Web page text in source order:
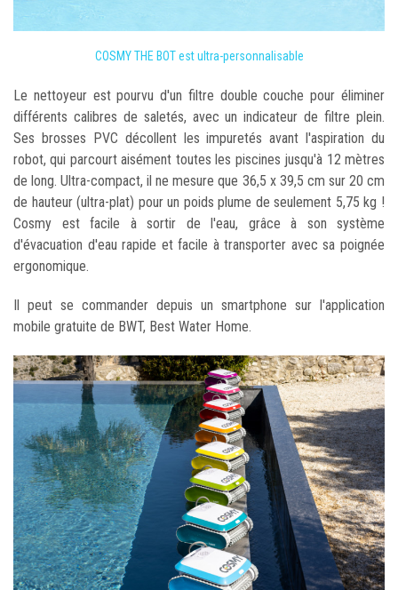
COSMY THE BOT est ultra-personnalisable
Le nettoyeur est pourvu d'un filtre double couche pour éliminer
différents calibres de saletés, avec un indicateur de filtre plein.
Ses brosses PVC décollent les impuretés avant l'aspiration du
robot, qui parcourt aisément toutes les piscines jusqu'à 12 mètres
de long. Ultra-compact, il ne mesure que 36,5 x 39,5 cm sur 20 cm
de hauteur (ultra-plat) pour un poids plume de seulement 5,75 kg !
Cosmy est facile à sortir de l'eau, grâce à son système
d'évacuation d'eau rapide et facile à transporter avec sa poignée
ergonomique.
Il peut se commander depuis un smartphone sur l'application
mobile gratuite de BWT, Best Water Home.